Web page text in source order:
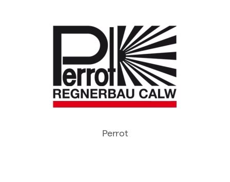
Perrot